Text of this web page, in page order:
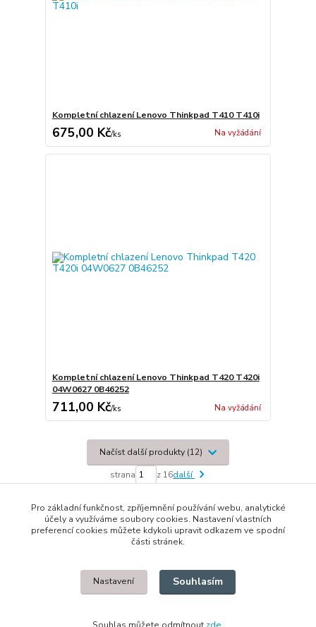
Kompletní chlazení Lenovo Thinkpad T410 T410i
675,00 Kč/ks Na vyžádání
Kompletní chlazení Lenovo Thinkpad T420 T420i
04W0627 0B46252
711,00 Kč/ks Na vyžádání
Načíst další produkty (12)
strana z 16další
© 2014 - 2025 Díly pro notebooky
Upravit sběr cookies.
Pro základní funkčnost, zpříjemnění používání webu, analytické
účely a využíváme soubory cookies. Nastavení vlastních
preferencí cookies můžete kdykoli upravit odkazem ve spodní
části stránek.
Nastavení Souhlasím